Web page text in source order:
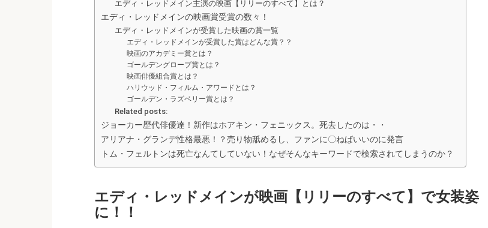
エディ・レッドメイン主演の映画【リリーのすべて】とは？
エディ・レッドメインの映画賞受賞の数々！
エディ・レッドメインが受賞した映画の賞一覧
エディ・レッドメインが受賞した賞はどんな賞？？
映画のアカデミー賞とは？
ゴールデングローブ賞とは？
映画俳優組合賞とは？
ハリウッド・フィルム・アワードとは？
ゴールデン・ラズベリー賞とは？
Related posts:
ジョーカー歴代俳優達！新作はホアキン・フェニックス。死去したのは・・
アリアナ・グランデ性格最悪！？売り物舐めるし、ファンに〇ねばいいのに発言
トム・フェルトンは死亡なんてしていない！なぜそんなキーワードで検索されてしまうのか？
エディ・レッドメインが映画【リリーのすべて】で女装姿
に！！